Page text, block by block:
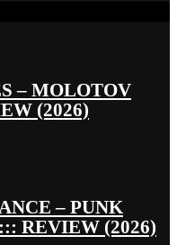
– MOLOTOV
(2026)
– PUNK
REVIEW (2026)